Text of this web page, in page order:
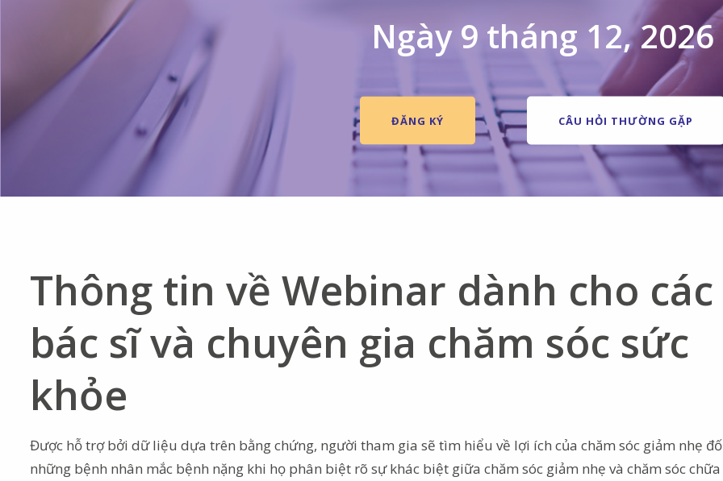
Ngày 9 tháng 12, 2026
ĐĂNG KÝ CÂU HỎI THƯỜNG GẶP
Thông tin về Webinar dành cho các
bác sĩ và chuyên gia chăm sóc sức
khỏe
Được hỗ trợ bởi dữ liệu dựa trên bằng chứng, người tham gia sẽ tìm hiểu về lợi ích của chăm sóc giảm nhẹ
những bệnh nhân mắc bệnh nặng khi họ phân biệt rõ sự khác biệt giữa chăm sóc giảm nhẹ và chăm sóc